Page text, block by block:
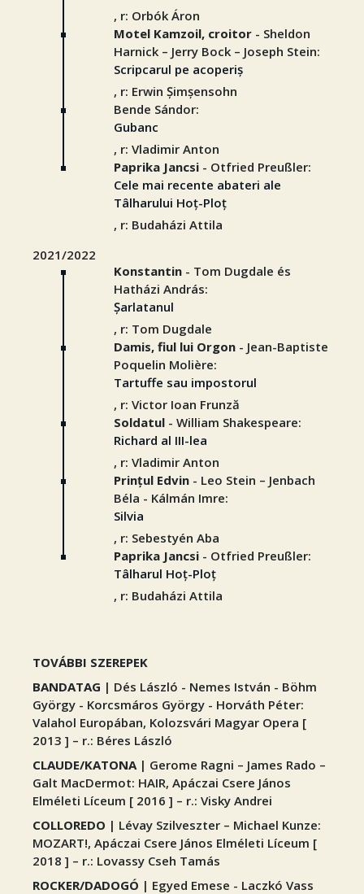
, r: Orbók Áron
Motel Kamzoil, croitor - Sheldon
Harnick – Jerry Bock – Joseph Stein:
Scripcarul pe acoperiș
, r: Erwin Șimșensohn
Bende Sándor:
Gubanc
, r: Vladimir Anton
Paprika Jancsi - Otfried Preußler:
Cele mai recente abateri ale
Tâlharului Hoț-Ploț
, r: Budaházi Attila
2021/2022
Konstantin - Tom Dugdale és
Hatházi András:
Șarlatanul
, r: Tom Dugdale
Damis, fiul lui Orgon - Jean-Baptiste
Poquelin Molière:
Tartuffe sau impostorul
, r: Victor Ioan Frunză
Soldatul - William Shakespeare:
Richard al III-lea
, r: Vladimir Anton
Prințul Edvin - Leo Stein – Jenbach
Béla - Kálmán Imre:
Silvia
, r: Sebestyén Aba
Paprika Jancsi - Otfried Preußler:
Tâlharul Hoț-Ploț
, r: Budaházi Attila
TOVÁBBI SZEREPEK
BANDATAG | Dés László - Nemes István - Böhm
György - Korcsmáros György - Horváth Péter:
Valahol Europában, Kolozsvári Magyar Opera [
2013 ] – r.: Béres László
CLAUDE/KATONA| Gerome Ragni – James Rado –
Galt MacDermot: HAIR, Apáczai Csere János
Elméleti Líceum [ 2016 ] – r.: Visky Andrei
COLLOREDO | Lévay Szilveszter – Michael Kunze:
MOZART!, Apáczai Csere János Elméleti Líceum [
2018 ] – r.: Lovassy Cseh Tamás
ROCKER/DADOGÓ | Egyed Emese - Laczkó Vass